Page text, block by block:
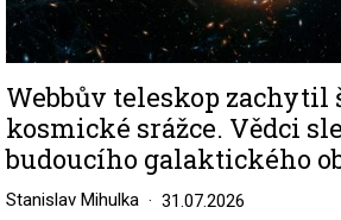
Webbův teleskop
kosmické srážce. Vědci
budoucího galaktického
Stanislav Mihulka 31.07.2026